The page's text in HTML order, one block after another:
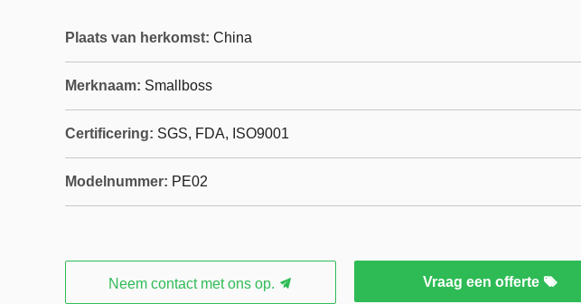
Plaats van herkomst: China
Merknaam: Smallboss
Certificering: SGS, FDA, ISO9001
Modelnummer: PE02
Neem contact met ons op. Vraag een offerte